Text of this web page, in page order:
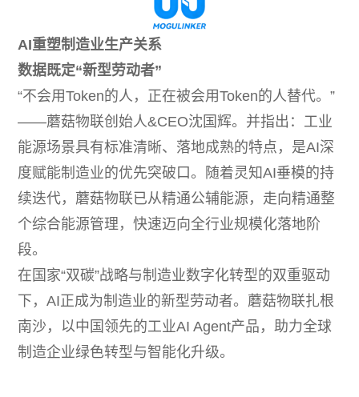
AI重塑制造业生产关系
数据既定“新型劳动者”
“不会用Token的人，正在被会用Token的人替代。”
——蘑菇物联创始人&CEO沈国辉。并指出：工业
能源场景具有标准清晰、落地成熟的特点，是AI深
度赋能制造业的优先突破口。随着灵知AI垂模的持
续迭代，蘑菇物联已从精通公辅能源，走向精通整
个综合能源管理，快速迈向全行业规模化落地阶
段。
在国家“双碳”战略与制造业数字化转型的双重驱动
下，AI正成为制造业的新型劳动者。蘑菇物联扎根
南沙，以中国领先的工业AI Agent产品，助力全球
制造企业绿色转型与智能化升级。